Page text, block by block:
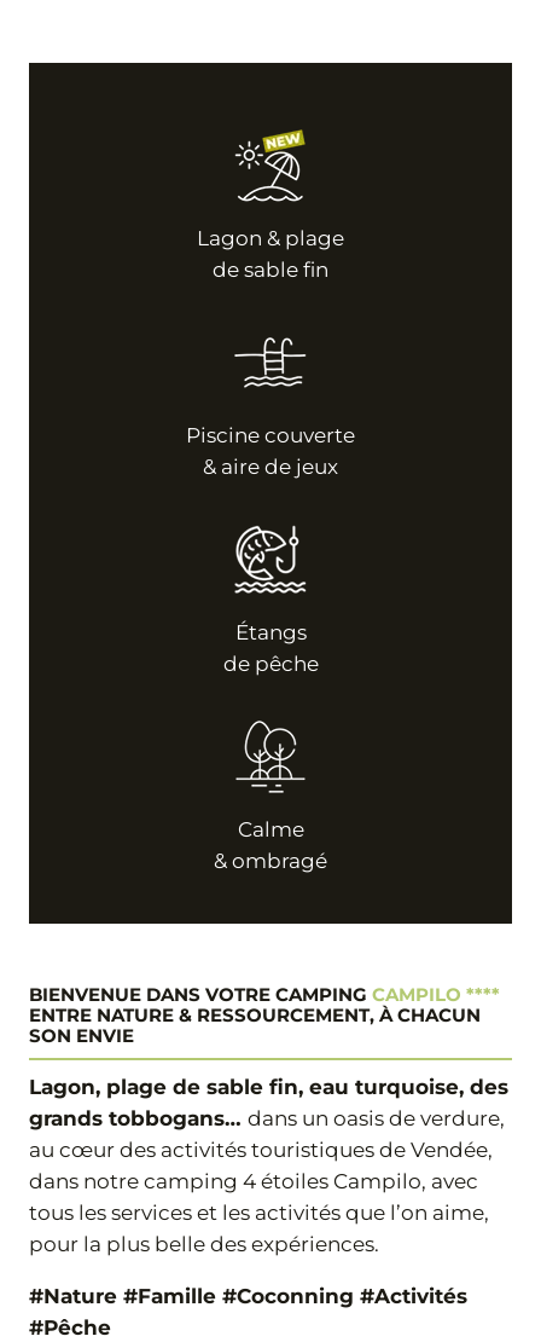
Lagon & plage
de sable fin
Piscine couverte
& aire de jeux
Étangs
de pêche
Calme
& ombragé
BIENVENUE DANS VOTRE CAMPING CAMPILO ****
ENTRE NATURE & RESSOURCEMENT, À CHACUN
SON ENVIE
Lagon, plage de sable fin, eau turquoise, des
grands tobbogans… dans un oasis de verdure,
au cœur des activités touristiques de Vendée,
dans notre camping 4 étoiles Campilo, avec
tous les services et les activités que l’on aime,
pour la plus belle des expériences.
#Nature #Famille #Coconning #Activités
#Pêche